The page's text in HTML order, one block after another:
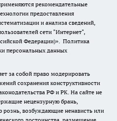
рекомендательные
предоставления
и анализа сведений,
сети "Интернет",
Федерации)». Политика
персональных данных
за собой право модерировать
сохранения конструктивности
РФ и РК. На сайте не
нецензурную брань,
возбуждающие ненависть или